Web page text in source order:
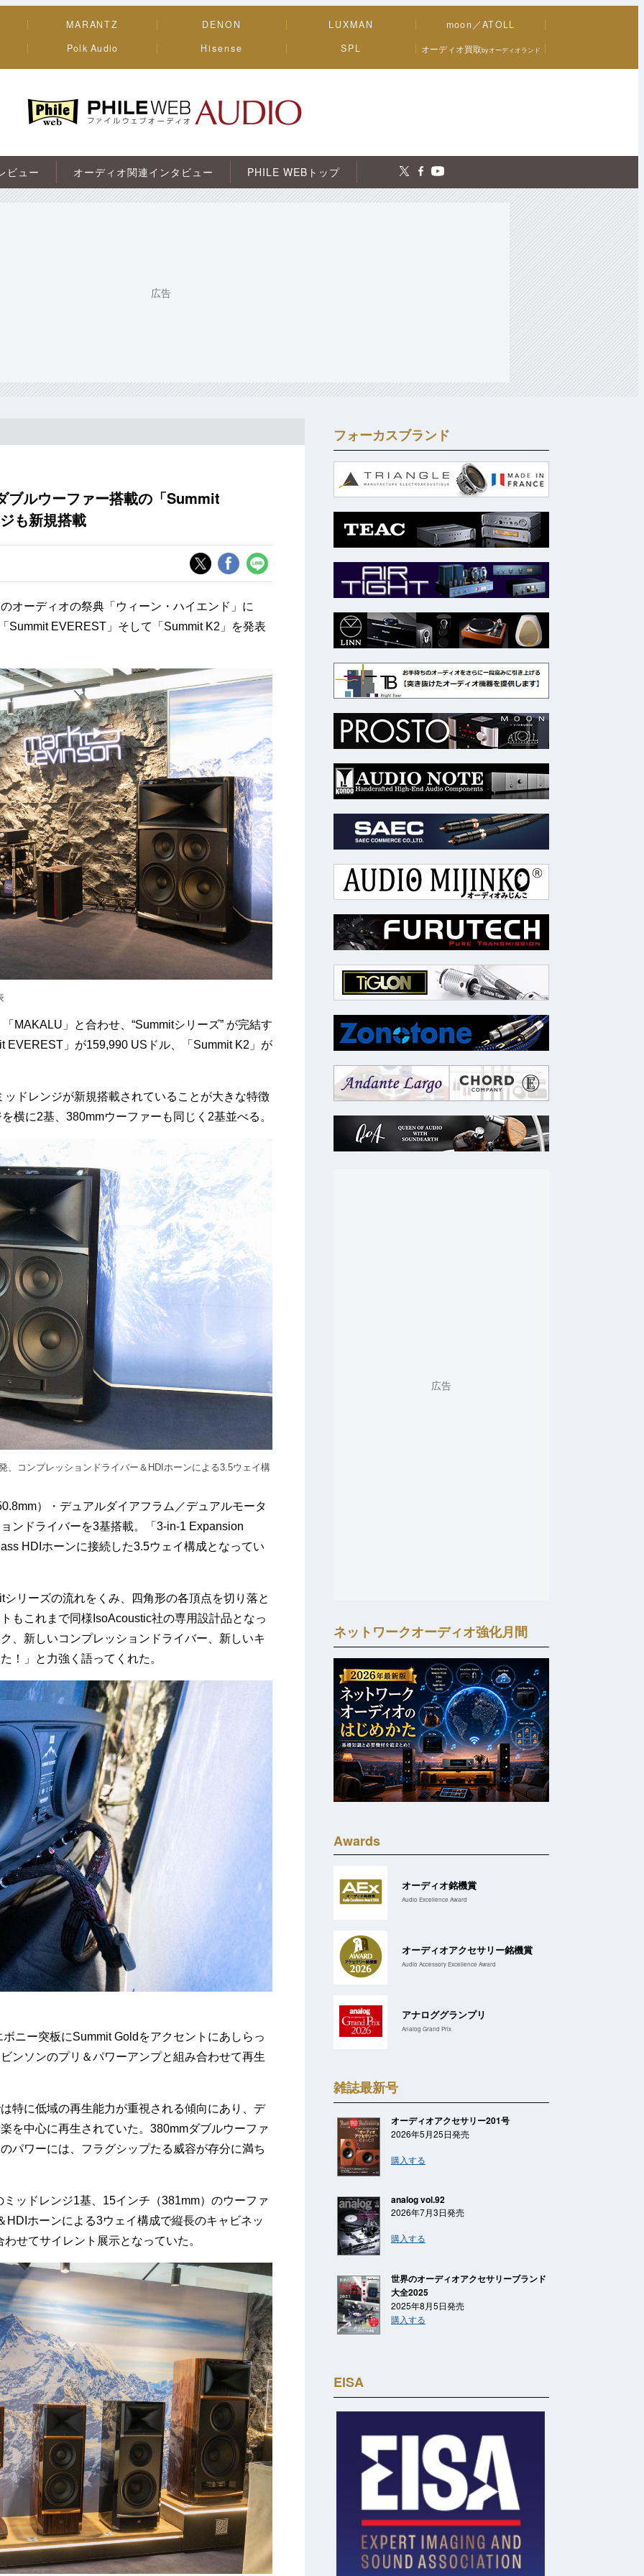
MARANTZ DENON LUXMAN
moon／ATOLL
Polk Audio
Hisense SPL オーディオ買取byオーディオランド
PHILE WEB｜AV/オーディオ/ガジェット
ビュー オーディオ関連インタビュー PHILE WEBトップ
ブルウーファー搭載の「Summit
も新規搭載
オーディオの祭典「ウィーン・ハイエンド」に
Summit EVEREST」そして「Summit K2」を発表
MAKALU」と合わせ、“Summitシリーズ” が完結す
EVEREST」が159,990 USドル、「Summit K2」が
ドレンジが新規搭載されていることが大きな特徴
横に2基、380mmウーファーも同じく2基並べる。
、コンプレッションドライバー＆HDIホーンによる3.5ウェイ構
）・デュアルダイアフラム／デュアルモータ
ンドライバーを3基搭載。「3-in-1 Expansion
HDIホーンに接続した3.5ウェイ構成となってい
リーズの流れをくみ、四角形の各頂点を切り落と
もこれまで同様IsoAcoustic社の専用設計品となっ
、新しいコンプレッションドライバー、新しいキ
！」と力強く語ってくれた。
ニー突板にSummit Goldをアクセントにあしらっ
ンソンのプリ＆パワーアンプと組み合わせて再生
特に低域の再生能力が重視される傾向にあり、デ
を中心に再生されていた。380mmダブルウーファ
パワーには、フラグシップたる威容が存分に満ち
ッドレンジ1基、15インチ（381mm）のウーファ
ホーンによる3ウェイ構成で縦長のキャビネッ
せてサイレント展示となっていた。
フォーカスブランド
ネットワークオーディオ強化月間
Awards
オーディオ銘機賞
Audio Excellence Award
オーディオアクセサリー銘機賞
Audio Accessory Excellence Award
アナロググランプリ
Analog Grand Prix
雑誌最新号
オーディオアクセサリー201号
2026年5月25日発売
購入する
analog vol.92
2026年7月3日発売
購入する
世界のオーディオアクセサリーブランド
大全2025
2025年8月5日発売
購入する
EISA